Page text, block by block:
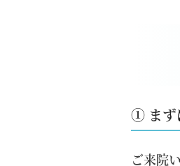
① まず
ご来院